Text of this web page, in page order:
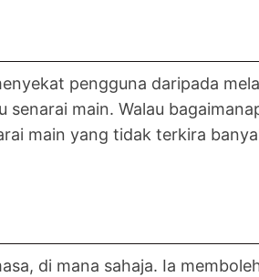
pengguna daripada
main. Walau
main yang tidak terkira
di mana sahaja. Ia